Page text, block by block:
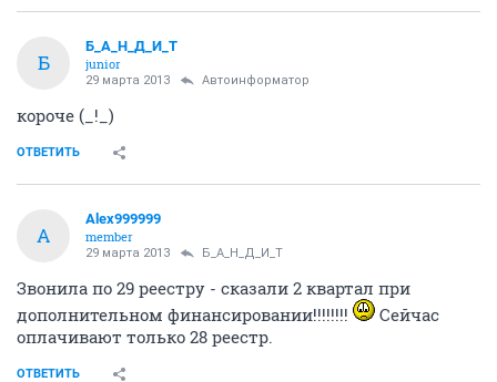
Б
Б_А_Н_Д_И_Т
junior
29 марта 2013 Автоинформатор
короче (_!_)
ОТВЕТИТЬ
A
Alex999999
member
29 марта 2013 Б_А_Н_Д_И_Т
Звонила по 29 реестру - сказали 2 квартал при
дополнительном финансировании!!!!!!!!
Сейчас
оплачивают только 28 реестр.
ОТВЕТИТЬ